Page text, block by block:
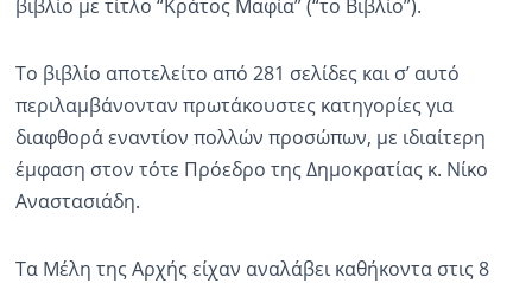
βιβλίο με τίτλο “Κράτος Μαφία” (“το Βιβλίο”).
Το βιβλίο αποτελείτο από 281 σελίδες και σ’ αυτό
περιλαμβάνονταν πρωτάκουστες κατηγορίες για
διαφθορά εναντίον πολλών προσώπων, με ιδιαίτερη
έμφαση στον τότε Πρόεδρο της Δημοκρατίας κ. Νίκο
Αναστασιάδη.
Τα Μέλη της Αρχής είχαν αναλάβει καθήκοντα στις 8